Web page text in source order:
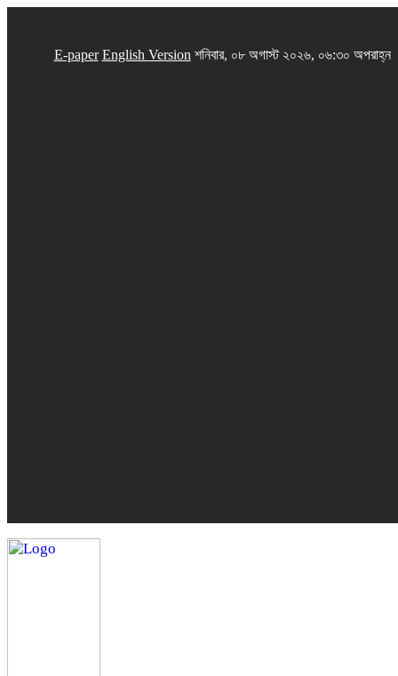
E-paper English Version শনিবার, ০৮ অগাস্ট ২০২৬, ০৬:৩০ অপরাহ্ন